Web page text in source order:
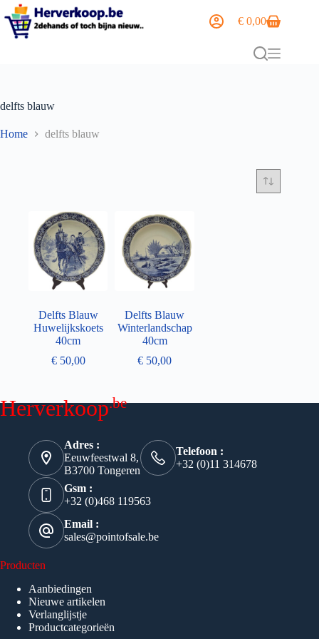
€ 0,00
delfts blauw
Home delfts blauw
Delfts Blauw
Huwelijkskoets
40cm
€50,00
Delfts Blauw
Winterlandschap
40cm
€ 50,00
Herverkoop.be
Adres :
Eeuwfeestwal 8,
B3700 Tongeren
Telefoon :
+32 (0)11 314678
Gsm :
+32 (0)468 119563
Email :
sales@pointofsale.be
Producten
Aanbiedingen
Nieuwe artikelen
Verlanglijstje
Productcategorieën